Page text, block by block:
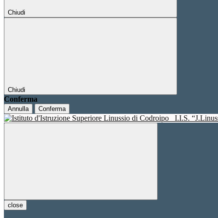
Chiudi
Chiudi
Conferma
Annulla Conferma
I.I.S.
close